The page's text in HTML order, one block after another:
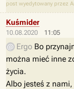
post wyedytowany przez
10.08.2020 11:05
Kuśmider
Ergo Bo
można mieć inne
życia.
Albo jesteś z